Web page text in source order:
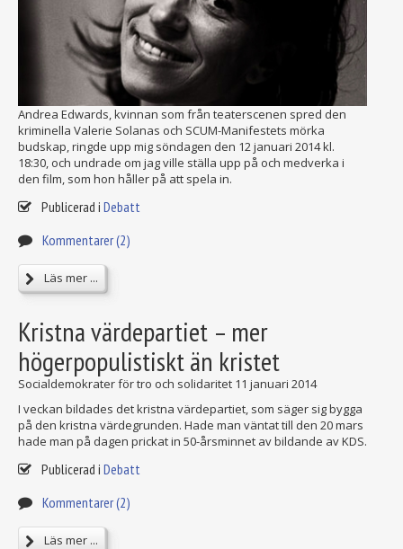
Andrea Edwards, kvinnan som från teaterscenen spred den
kriminella Valerie Solanas och SCUM-Manifestets mörka
budskap, ringde upp mig söndagen den 12 januari 2014 kl.
18:30, och undrade om jag ville ställa upp på och medverka i
den film, som hon håller på att spela in.
Publicerad i Debatt
Kommentarer (2)
Läs mer ...
Kristna värdepartiet – mer
högerpopulistiskt än kristet
Socialdemokrater för tro och solidaritet 11 januari 2014
I veckan bildades det kristna värdepartiet, som säger sig bygga
på den kristna värdegrunden. Hade man väntat till den 20 mars
hade man på dagen prickat in 50-årsminnet av bildande av KDS.
Publicerad i Debatt
Kommentarer (2)
Läs mer ...